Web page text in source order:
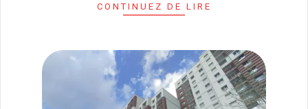
CONTINUEZ DE LIRE